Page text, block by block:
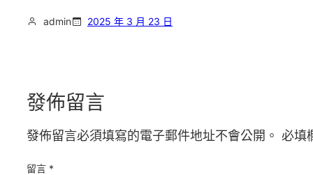
admin 2025 年 3 月 23 日
發佈留言
發佈留言必須填寫的電子郵件地址不會公開。 必填
留言 *